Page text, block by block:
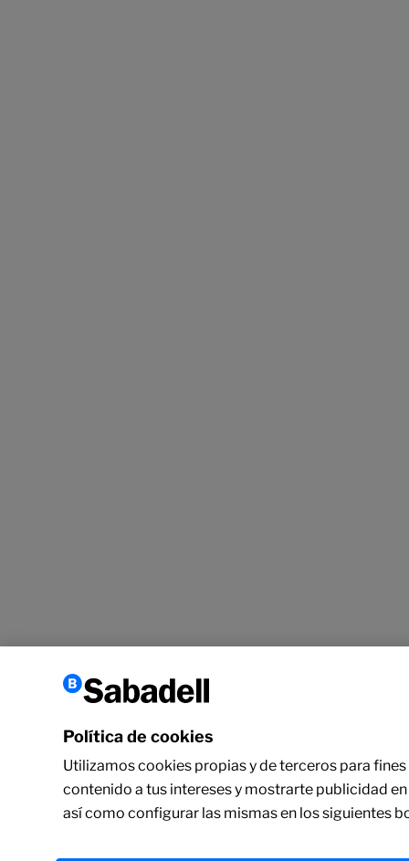
Política de cookies
Utilizamos cookies propias y de terceros para
contenido a tus intereses y mostrarte publicidad
así como configurar las mismas en los siguientes